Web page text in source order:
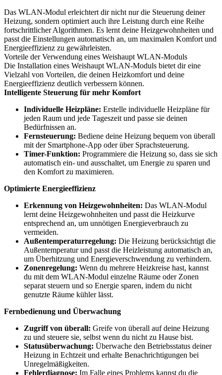
Das WLAN-Modul erleichtert dir nicht nur die Steuerung deiner
Heizung, sondern optimiert auch ihre Leistung durch eine Reihe
fortschrittlicher Algorithmen. Es lernt deine Heizgewohnheiten und
passt die Einstellungen automatisch an, um maximalen Komfort und
Energieeffizienz zu gewährleisten.
Vorteile der Verwendung eines Weishaupt WLAN-Moduls
Die Installation eines Weishaupt WLAN-Moduls bietet dir eine
Vielzahl von Vorteilen, die deinen Heizkomfort und deine
Energieeffizienz deutlich verbessern können.
Intelligente Steuerung für mehr Komfort
Individuelle Heizpläne: Erstelle individuelle Heizpläne für
jeden Raum und jede Tageszeit und passe sie deinen
Bedürfnissen an.
Fernsteuerung: Bediene deine Heizung bequem von überall
mit der Smartphone-App oder über Sprachsteuerung.
Timer-Funktion: Programmiere die Heizung so, dass sie sich
automatisch ein- und ausschaltet, um Energie zu sparen und
den Komfort zu maximieren.
Optimierte Energieeffizienz
Erkennung von Heizgewohnheiten: Das WLAN-Modul
lernt deine Heizgewohnheiten und passt die Heizkurve
entsprechend an, um unnötigen Energieverbrauch zu
vermeiden.
Außentemperaturregelung: Die Heizung berücksichtigt die
Außentemperatur und passt die Heizleistung automatisch an,
um Überhitzung und Energieverschwendung zu verhindern.
Zonenregelung: Wenn du mehrere Heizkreise hast, kannst
du mit dem WLAN-Modul einzelne Räume oder Zonen
separat steuern und so Energie sparen, indem du nicht
genutzte Räume kühler lässt.
Fernbedienung und Überwachung
Zugriff von überall: Greife von überall auf deine Heizung
zu und steuere sie, selbst wenn du nicht zu Hause bist.
Statusüberwachung: Überwache den Betriebsstatus deiner
Heizung in Echtzeit und erhalte Benachrichtigungen bei
Unregelmäßigkeiten.
Fehlerdiagnose: Im Falle eines Problems kannst du die